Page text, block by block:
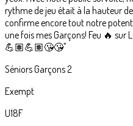
rythme de jeu était à la hauteur
confirme encore tout notre
une fois mes Garçons! Feu 🔥 sur
💪🏽💪🏽😘😘"
Séniors Garçons 2
Exempt
U18F